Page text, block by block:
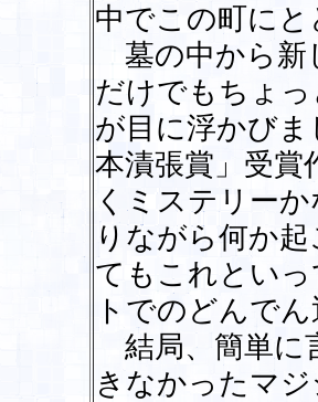
中でこの町に
墓の中から新
だけでもちょ
が目に浮かび
本漬張賞」受賞
くミステリー
りながら何か
てもこれとい
トでのどんで
結局、簡単に
きなかったマ